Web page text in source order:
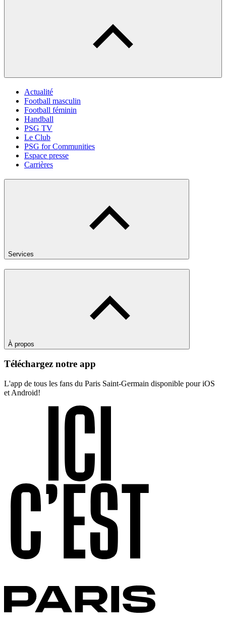
Actualité
Football masculin
Football féminin
Handball
PSG TV
Le Club
PSG for Communities
Espace presse
Carrières
Services
À propos
Téléchargez notre app
L'app de tous les fans du Paris Saint-Germain disponible pour iOS
et Android!